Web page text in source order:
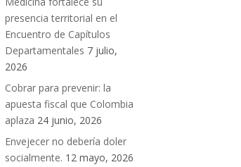
presencia territorial en el
Encuentro de Capítulos
Departamentales 7 julio,
2026
Cobrar para prevenir: la
apuesta fiscal que Colombia
aplaza 24 junio, 2026
Envejecer no debería doler
socialmente. 12 mayo, 2026